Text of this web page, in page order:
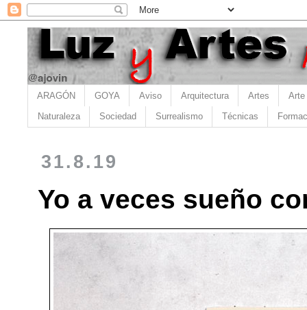
ARAGÓN GOYA Aviso Arquitectura Artes Arte
Naturaleza Sociedad Surrealismo Técnicas
31.8.19
Yo a veces sueño